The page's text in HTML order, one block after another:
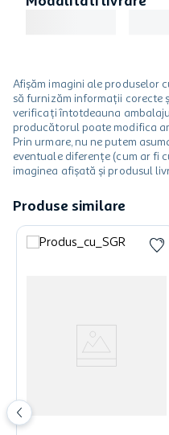
Afișăm imagini ale produselor
să furnizăm informații corecte
verificați întotdeauna
producătorul poate modifica
Prin urmare, nu ne putem
eventuale diferențe (cum ar fi
imaginea afișată și produsul
Produse similare